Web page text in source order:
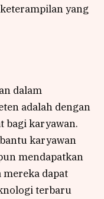
yang
dalam
adalah dengan
bagi karyawan.
karyawan
mendapatkan
dapat
terbaru